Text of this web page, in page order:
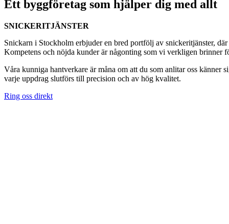
Ett byggföretag som hjälper dig med allt
SNICKERITJÄNSTER
Snickarn i Stockholm erbjuder en bred portfölj av snickeritjänster,
Kompetens och nöjda kunder är någonting som vi verkligen brinner
Våra kunniga hantverkare är måna om att du som anlitar oss känner
varje uppdrag slutförs till precision och av hög kvalitet.
Ring oss direkt